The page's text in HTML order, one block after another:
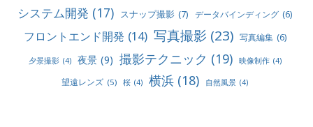
システム開発 (17) スナップ撮影 (7) データバインディング (6)
フロントエンド開発 (14) 写真撮影 (23) 写真編集 (6)
夕景撮影 (4) 夜景 (9) 撮影テクニック (19) 映像制作 (4)
望遠レンズ (5) 桜 (4) 横浜 (18) 自然風景 (4)